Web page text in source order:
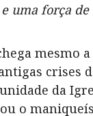
uma força de
mesmo
crises
da
o